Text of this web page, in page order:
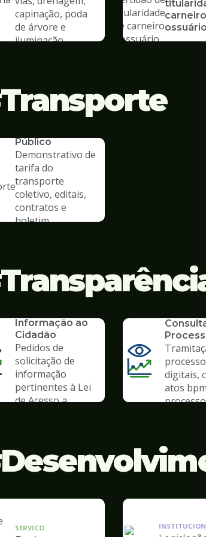
capinação, poda
de árvore e
iluminação
ossuário
Transporte
Público
Demonstrativo de
tarifa do
transporte
coletivo, editais,
contratos e
boletim
Informação ao
Cidadão
Pedidos de
solicitação de
informação
pertinentes à Lei
de Acesso a
digitais,
atos
SERVICO